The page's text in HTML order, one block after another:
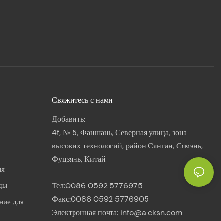
для
Свяжитесь с нами
Добавить:
4f, № 5, Фаншань, Северная улица, зона
высоких технологий, район Сянган, Сямэнь,
Фуцзянь, Китай
Тел:0086 0592 5776975
Факс:0086 0592 5776905
Электронная почта: info@aicksn.com